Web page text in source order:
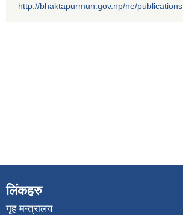
http://bhaktapurmun.gov.np/ne/publications
लिंकहरु
गृह मन्त्रालय